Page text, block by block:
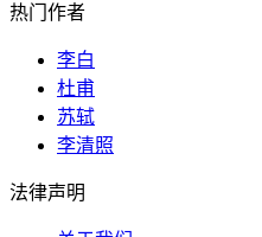
热门作者
李白
杜甫
苏轼
李清照
法律声明